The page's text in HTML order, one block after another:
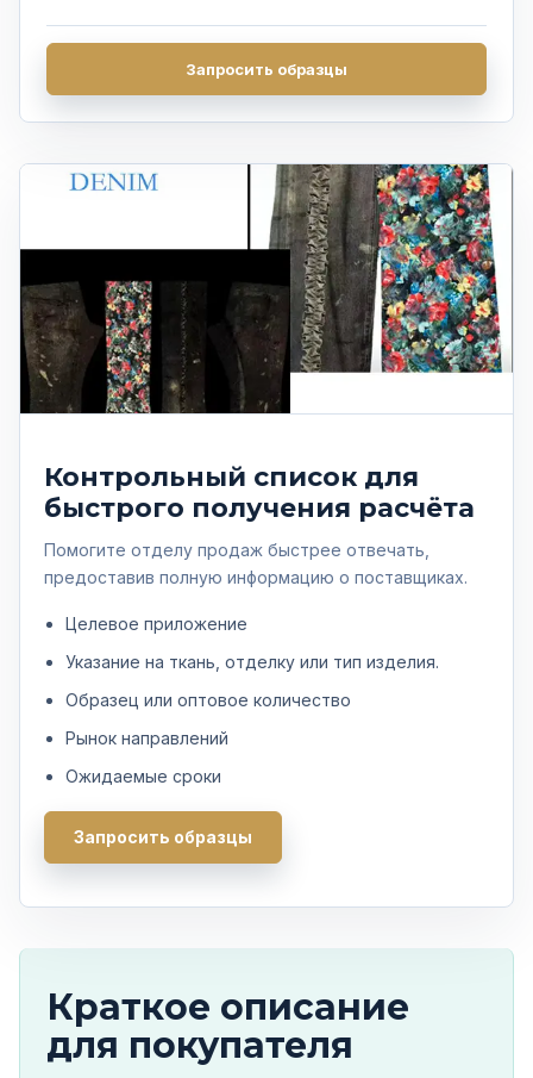
Часто задаваемые вопросы
Получить предложение
Запросить образцы
Краткое описание
для покупателя
Контрольный список для
быстрого получения расчёта
Помогите отделу продаж быстрее отвечать,
предоставив полную информацию о поставщиках.
Целевое приложение
Указание на ткань, отделку или тип изделия.
Образец или оптовое количество
Рынок направлений
Ожидаемые сроки
Запросить образцы